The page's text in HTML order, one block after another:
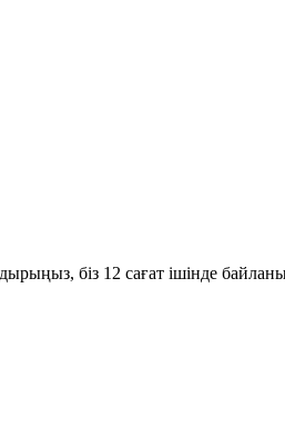
біз 12 сағат ішінде